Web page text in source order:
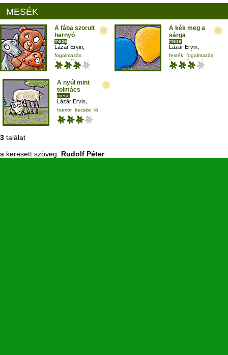
MESÉK
A fába szorult
hernyó
mese
Lázár Ervin
Rudolf Péter
Kun Fruzsina
fogalmazás
harmadikosnak
mese-vers
olvasás
A kék meg a
sárga
mese
Lázár Ervin
Rudolf Péter
Kun Fruzsina
festék fogalmazás
harmadikosnak
jellemrajz
A nyúl mint
tolmács
mese
Lázár Ervin
Rudolf Péter
Kun Fruzsina
humor kecske
ló
negyedikesnek
3 találat
a keresett szöveg: Rudolf Péter